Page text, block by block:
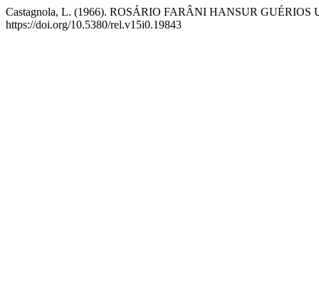
Castagnola, L. (1966). ROSÁRIO FARÂNI HANSUR GUÉRIOS
https://doi.org/10.5380/rel.v15i0.19843